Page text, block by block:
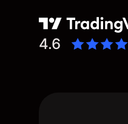
4.6